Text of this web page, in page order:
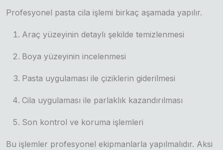
Profesyonel pasta cila işlemi birkaç aşamada yapılır.
Araç yüzeyinin detaylı şekilde temizlenmesi
Boya yüzeyinin incelenmesi
Pasta uygulaması ile çiziklerin giderilmesi
Cila uygulaması ile parlaklık kazandırılması
Son kontrol ve koruma işlemleri
Bu işlemler profesyonel ekipmanlarla yapılmalıdır. Aksi